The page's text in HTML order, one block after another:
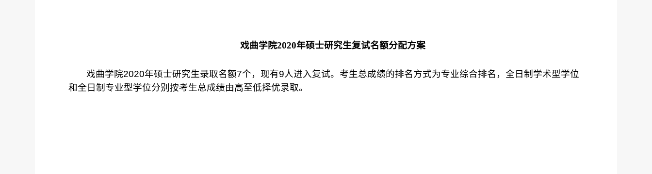
戏曲学院2020年硕士研究生复试名额分配方案
戏曲学院2020年硕士研究生录取名额7个，现有9人进入复试。考生总成绩的排名方式为专业综合排名，全日制学术型学位
和全日制专业型学位分别按考生总成绩由高至低择优录取。